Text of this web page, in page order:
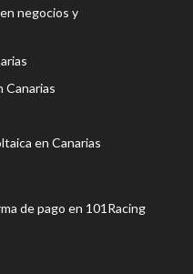
negocios y
Canarias
en Canarias